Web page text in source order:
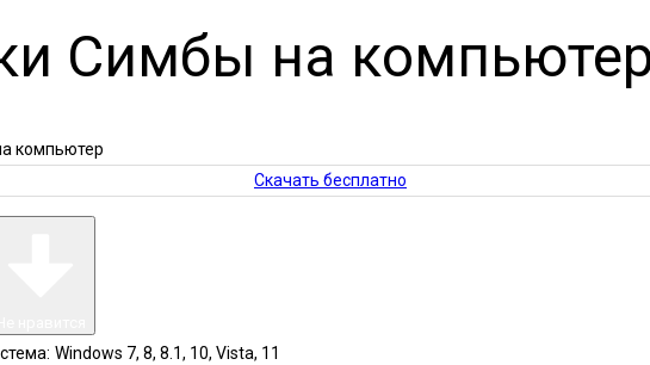
Симбы на
Скачать бесплатно
Windows 7, 8, 8.1, 10, Vista, 11